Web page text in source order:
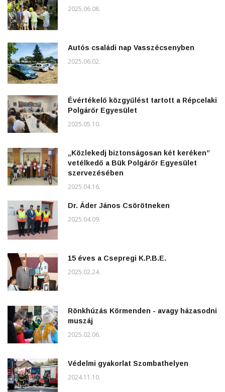
2025.06.08.
Autós családi nap Vasszécsenyben
2025.06.02.
Évértékelő közgyűlést tartott a Répcelaki
Polgárőr Egyesület
2025.05.10.
„Közlekedj biztonságosan két keréken”
vetélkedő a Bük Polgárőr Egyesület
szervezésében
2025.04.16.
Dr. Áder János Csörötneken
2025.04.09.
15 éves a Csepregi K.P.B.E.
2025.02.24.
Rönkhúzás Körmenden - avagy házasodni
muszáj
2025.02.06.
Védelmi gyakorlat Szombathelyen
2024.11.10.